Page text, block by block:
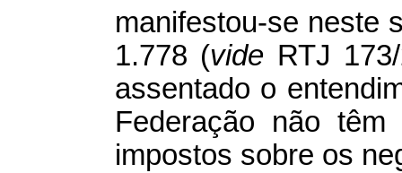
manifestou-se neste
1.778 (vide RTJ
assentado o
Federação não têm
impostos sobre os